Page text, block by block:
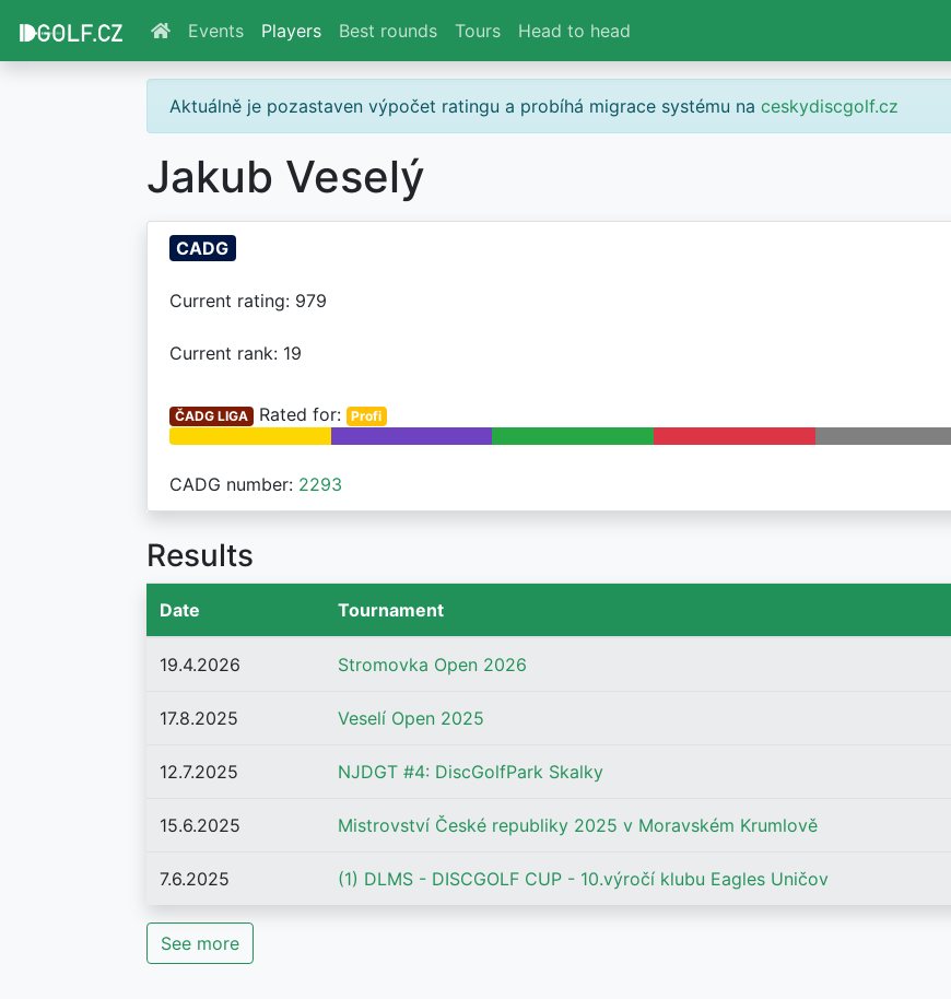
Events Players Best rounds Tours Head to head
Aktuálně je pozastaven výpočet ratingu a probíhá migrace systému na ceskydiscgolf.cz
Jakub Veselý
CADG
Current rating: 979
Current rank: 19
ČADG LIGA Rated for: Profi
CADG number: 2293
Results
Date Tournament
19.4.2026 Stromovka Open 2026
17.8.2025 Veselí Open 2025
12.7.2025 NJDGT #4: DiscGolfPark Skalky
15.6.2025 Mistrovství České republiky 2025 v Moravském Krumlově
7.6.2025 (1) DLMS - DISCGOLF CUP - 10.výročí klubu Eagles Uničov
See more